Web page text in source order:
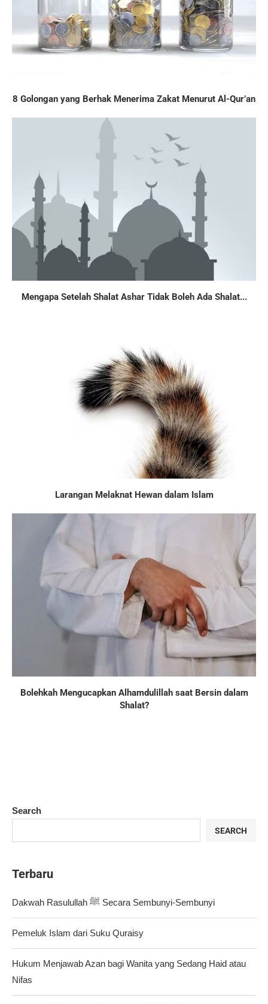
8 Golongan yang Berhak Menerima Zakat Menurut Al-Qur’an
Mengapa Setelah Shalat Ashar Tidak Boleh Ada Shalat...
Larangan Melaknat Hewan dalam Islam
Bolehkah Mengucapkan Alhamdulillah saat Bersin dalam
Shalat?
Search
SEARCH
Terbaru
Dakwah Rasulullah ﷺ Secara Sembunyi-Sembunyi
Pemeluk Islam dari Suku Quraisy
Hukum Menjawab Azan bagi Wanita yang Sedang Haid atau
Nifas